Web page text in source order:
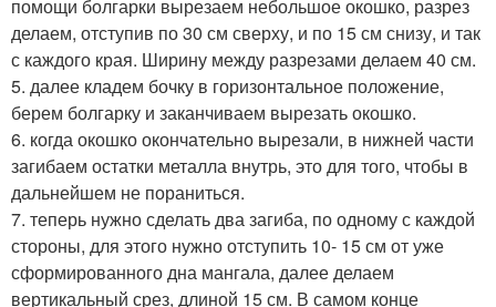
помощи болгарки вырезаем небольшое окошко, разрез
делаем, отступив по 30 см сверху, и по 15 см снизу, и так
с каждого края. Ширину между разрезами делаем 40 см.
5. далее кладем бочку в горизонтальное положение,
берем болгарку и заканчиваем вырезать окошко.
6. когда окошко окончательно вырезали, в нижней части
загибаем остатки металла внутрь, это для того, чтобы в
дальнейшем не пораниться.
7. теперь нужно сделать два загиба, по одному с каждой
стороны, для этого нужно отступить 10- 15 см от уже
сформированного дна мангала, далее делаем
вертикальный срез, длиной 15 см. В самом конце